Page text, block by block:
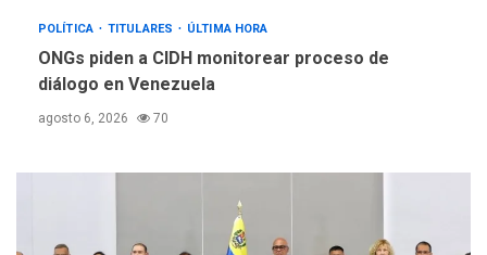
POLÍTICA TITULARES ÚLTIMA HORA
ONGs piden a CIDH monitorear proceso de
diálogo en Venezuela
agosto 6, 2026 70